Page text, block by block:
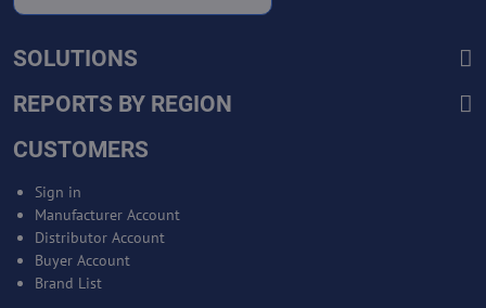
SOLUTIONS
REPORTS BY REGION
CUSTOMERS
Sign in
Manufacturer Account
Distributor Account
Buyer Account
Brand List